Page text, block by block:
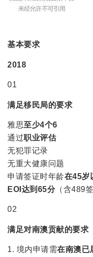
基本要求
2018
01
满足移民局的要求
雅思至少4个6
通过职业评估
无犯罪记录
无重大健康问题
申请签证时年龄在45岁
EOI达到65分（含489
02
满足对南澳贡献的要求
1. 境内申请需在南澳已